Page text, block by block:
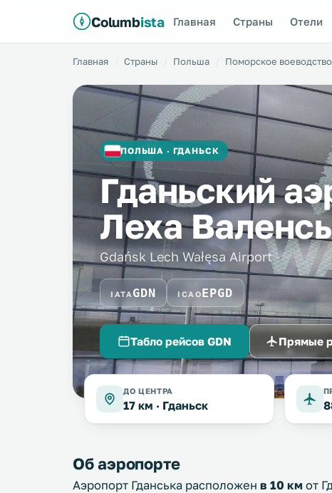
Columbista Главная Страны Отели
Главная Страны Польша Поморское воеводство
ПОЛЬША · ГДАНЬСК
Гданьский
Леха
Gdańsk Lech Wałęsa Airport
IATAGDN ICAOEPGD
Табло рейсов GDN Прямые
ДО ЦЕНТРА
17 км · Гданьск
Об аэропорте
Аэропорт Гданська расположен в 10 км от